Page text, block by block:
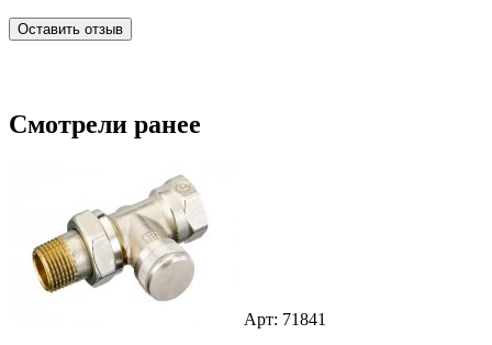
Оставить отзыв
Смотрели ранее
Арт: 71841